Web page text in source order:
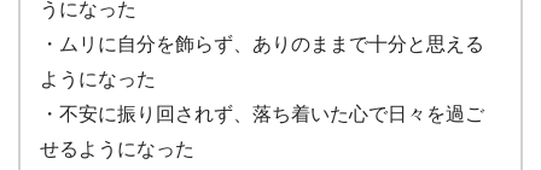
うになった
・ムリに自分を飾らず、ありのままで十分と思える
ようになった
・不安に振り回されず、落ち着いた心で日々を過ご
せるようになった